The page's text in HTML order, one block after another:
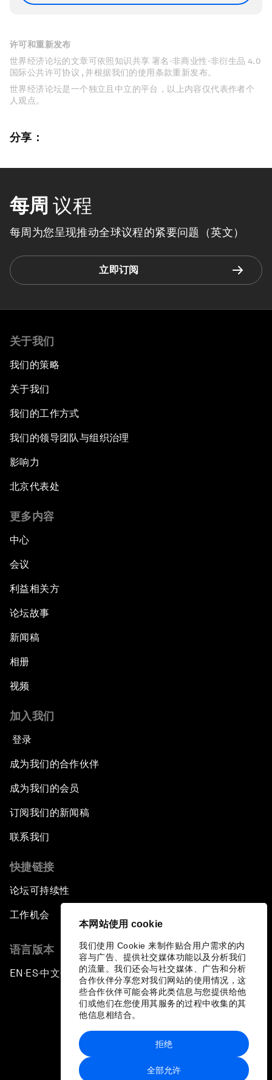
本网站使用 cookie
我们使用 Cookie 来制作贴合用户需求的内
容与广告、提供社交媒体功能以及分析我们
的流量。我们还会与社交媒体、广告和分析
合作伙伴分享您对我们网站的使用情况，这
些合作伙伴可能会将此类信息与您提供给他
们或他们在您使用其服务的过程中收集的其
他信息相结合。
全部允许
拒绝
许可和重新发布
世界经济论坛的文章可依照知识共享 署名-非商业性-非衍生品 4.0
国际公共许可协议 , 并根据我们的使用条款重新发布。
世界经济论坛是一个独立且中立的平台，以上内容仅代表作者个
人观点。
分享：
每周 议程
每周为您呈现推动全球议程的紧要问题（英文）
立即订阅
关于我们
我们的策略
关于我们
我们的工作方式
我们的领导团队与组织治理
影响力
北京代表处
更多内容
中心
会议
利益相关方
论坛故事
新闻稿
相册
视频
加入我们
登录
成为我们的合作伙伴
成为我们的会员
订阅我们的新闻稿
联系我们
快捷链接
论坛可持续性
工作机会
语言版本
EN ▪ES▪中文▪ 日本語
站点地图